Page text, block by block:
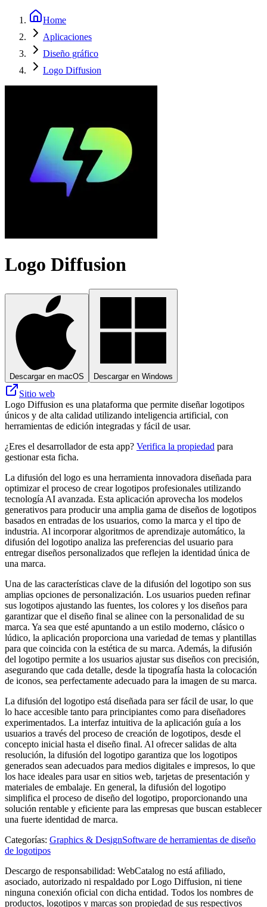
Home
Aplicaciones
Diseño gráfico
Logo Diffusion
Logo Diffusion
Descargar en macOS Descargar en Windows
Sitio web
Logo Diffusion es una plataforma que permite diseñar logotipos
únicos y de alta calidad utilizando inteligencia artificial, con
herramientas de edición integradas y fácil de usar.
¿Eres el desarrollador de esta app? Verifica la propiedad para
gestionar esta ficha.
La difusión del logo es una herramienta innovadora diseñada para
optimizar el proceso de crear logotipos profesionales utilizando
tecnología AI avanzada. Esta aplicación aprovecha los modelos
generativos para producir una amplia gama de diseños de logotipos
basados ​​en entradas de los usuarios, como la marca y el tipo de
industria. Al incorporar algoritmos de aprendizaje automático, la
difusión del logotipo analiza las preferencias del usuario para
entregar diseños personalizados que reflejen la identidad única de
una marca.
Una de las características clave de la difusión del logotipo son sus
amplias opciones de personalización. Los usuarios pueden refinar
sus logotipos ajustando las fuentes, los colores y los diseños para
garantizar que el diseño final se alinee con la personalidad de su
marca. Ya sea que esté apuntando a un estilo moderno, clásico o
lúdico, la aplicación proporciona una variedad de temas y plantillas
para que coincida con la estética de su marca. Además, la difusión
del logotipo permite a los usuarios ajustar sus diseños con precisión,
asegurando que cada detalle, desde la tipografía hasta la colocación
de iconos, sea perfectamente adecuado para la imagen de su marca.
La difusión del logotipo está diseñada para ser fácil de usar, lo que
lo hace accesible tanto para principiantes como para diseñadores
experimentados. La interfaz intuitiva de la aplicación guía a los
usuarios a través del proceso de creación de logotipos, desde el
concepto inicial hasta el diseño final. Al ofrecer salidas de alta
resolución, la difusión del logotipo garantiza que los logotipos
generados sean adecuados para medios digitales e impresos, lo que
los hace ideales para usar en sitios web, tarjetas de presentación y
materiales de embalaje. En general, la difusión del logotipo
simplifica el proceso de diseño del logotipo, proporcionando una
solución rentable y eficiente para las empresas que buscan establecer
una fuerte identidad de marca.
Categorías: Graphics & DesignSoftware de herramientas de diseño
de logotipos
Descargo de responsabilidad: WebCatalog no está afiliado,
asociado, autorizado ni respaldado por Logo Diffusion, ni tiene
ninguna conexión oficial con dicha entidad. Todos los nombres de
productos, logotipos y marcas son propiedad de sus respectivos